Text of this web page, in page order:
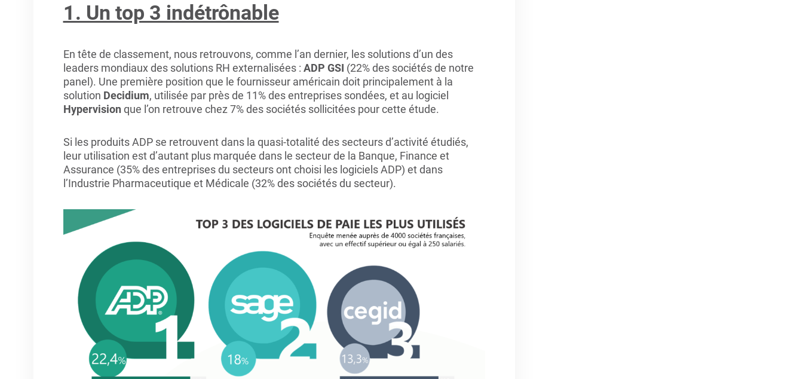
1. Un top 3 indétrônable
En tête de classement, nous retrouvons, comme l’an dernier, les solutions d’un des
leaders mondiaux des solutions RH externalisées : ADP GSI (22% des sociétés de notre
panel). Une première position que le fournisseur américain doit principalement à la
solution Decidium, utilisée par près de 11% des entreprises sondées, et au logiciel
Hypervision que l’on retrouve chez 7% des sociétés sollicitées pour cette étude.
Si les produits ADP se retrouvent dans la quasi-totalité des secteurs d’activité étudiés,
leur utilisation est d’autant plus marquée dans le secteur de la Banque, Finance et
Assurance (35% des entreprises du secteurs ont choisi les logiciels ADP) et dans
l’Industrie Pharmaceutique et Médicale (32% des sociétés du secteur).